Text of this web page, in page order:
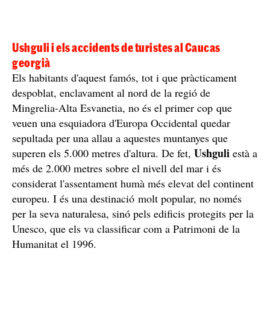
Ushguli i els accidents de turistes al Caucas
georgià
Els habitants d'aquest famós, tot i que pràcticament
despoblat, enclavament al nord de la regió de
Mingrelia-Alta Esvanetia, no és el primer cop que
veuen una esquiadora d'Europa Occidental quedar
sepultada per una allau a aquestes muntanyes que
superen els 5.000 metres d'altura. De fet, Ushguli està a
més de 2.000 metres sobre el nivell del mar i és
considerat l'assentament humà més elevat del continent
europeu. I és una destinació molt popular, no només
per la seva naturalesa, sinó pels edificis protegits per la
Unesco, que els va classificar com a Patrimoni de la
Humanitat el 1996.